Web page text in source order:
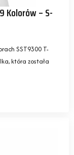
Kolorów – S-
SST9300 T-
która została